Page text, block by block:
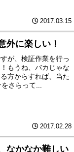
2017.03.15
外に楽しい！
が、検証作業を行っ
もうね、バカじゃな
方からすれば、当た
さらって...
2017.02.28
なかなか難しい